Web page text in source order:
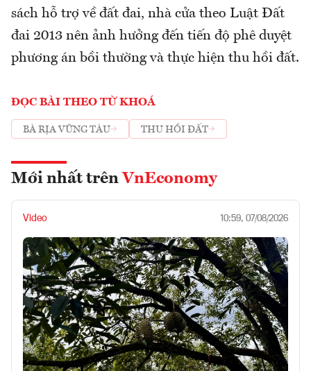
sách hỗ trợ về đất đai, nhà cửa theo Luật Đất
đai 2013 nên ảnh hưởng đến tiến độ phê duyệt
phương án bồi thường và thực hiện thu hồi đất.
ĐỌC BÀI THEO TỪ KHOÁ
BÀ RỊA VŨNG TÀU THU HỒI ĐẤT
Mới nhất trên VnEconomy
Video 10:59, 07/08/2026